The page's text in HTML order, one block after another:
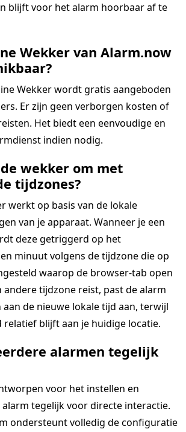
blijft voor het alarm hoorbaar af te
Wekker van Alarm.now
Wekker wordt gratis aangeboden
Er zijn geen verborgen kosten of
Het biedt een eenvoudige en
indien nodig.
wekker om met
tijdzones?
werkt op basis van de lokale
van je apparaat. Wanneer je een
deze getriggerd op het
minuut volgens de tijdzone die op
waarop de browser-tab open
andere tijdzone reist, past de alarm
de nieuwe lokale tijd aan, terwijl
relatief blijft aan je huidige locatie.
alarmen tegelijk
voor het instellen en
alarm tegelijk voor directe interactie.
ondersteunt volledig de configuratie